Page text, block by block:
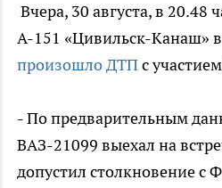
Вчера, 30 августа, в 20.48
А-151 «Цивильск-Канаш»
произошло ДТПс
- По предварительным
ВАЗ-21099 выехал на
допустил столкновение с